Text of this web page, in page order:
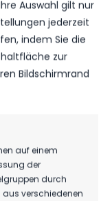
Auswahl gilt nur
jederzeit
indem Sie die
zur
Bildschirmrand
auf einem
der
durch
verschiedenen
0